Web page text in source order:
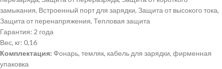
замыкания, Встроенный порт для зарядки, Защита от высокого тока,
Защита от перенапряжения, Тепловая защита
Гарантия: 2 года
Вес, кг: 0,16
Комплектация: Фонарь, темляк, кабель для зарядки, фирменная
упаковка